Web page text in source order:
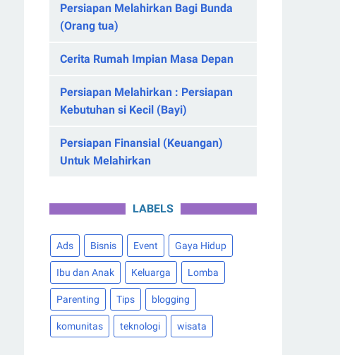
Persiapan Melahirkan Bagi Bunda
(Orang tua)
Cerita Rumah Impian Masa Depan
Persiapan Melahirkan : Persiapan
Kebutuhan si Kecil (Bayi)
Persiapan Finansial (Keuangan)
Untuk Melahirkan
LABELS
Ads Bisnis Event Gaya Hidup
Ibu dan Anak Keluarga Lomba
Parenting Tips blogging
komunitas teknologi wisata